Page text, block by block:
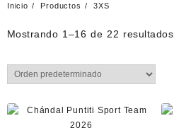
Inicio Productos 3XS
Mostrando 1–16 de 22 resultados